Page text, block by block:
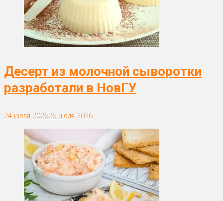
Десерт из молочной сыворотки
разработали в НовГУ
24 июля 202626 июля 2026